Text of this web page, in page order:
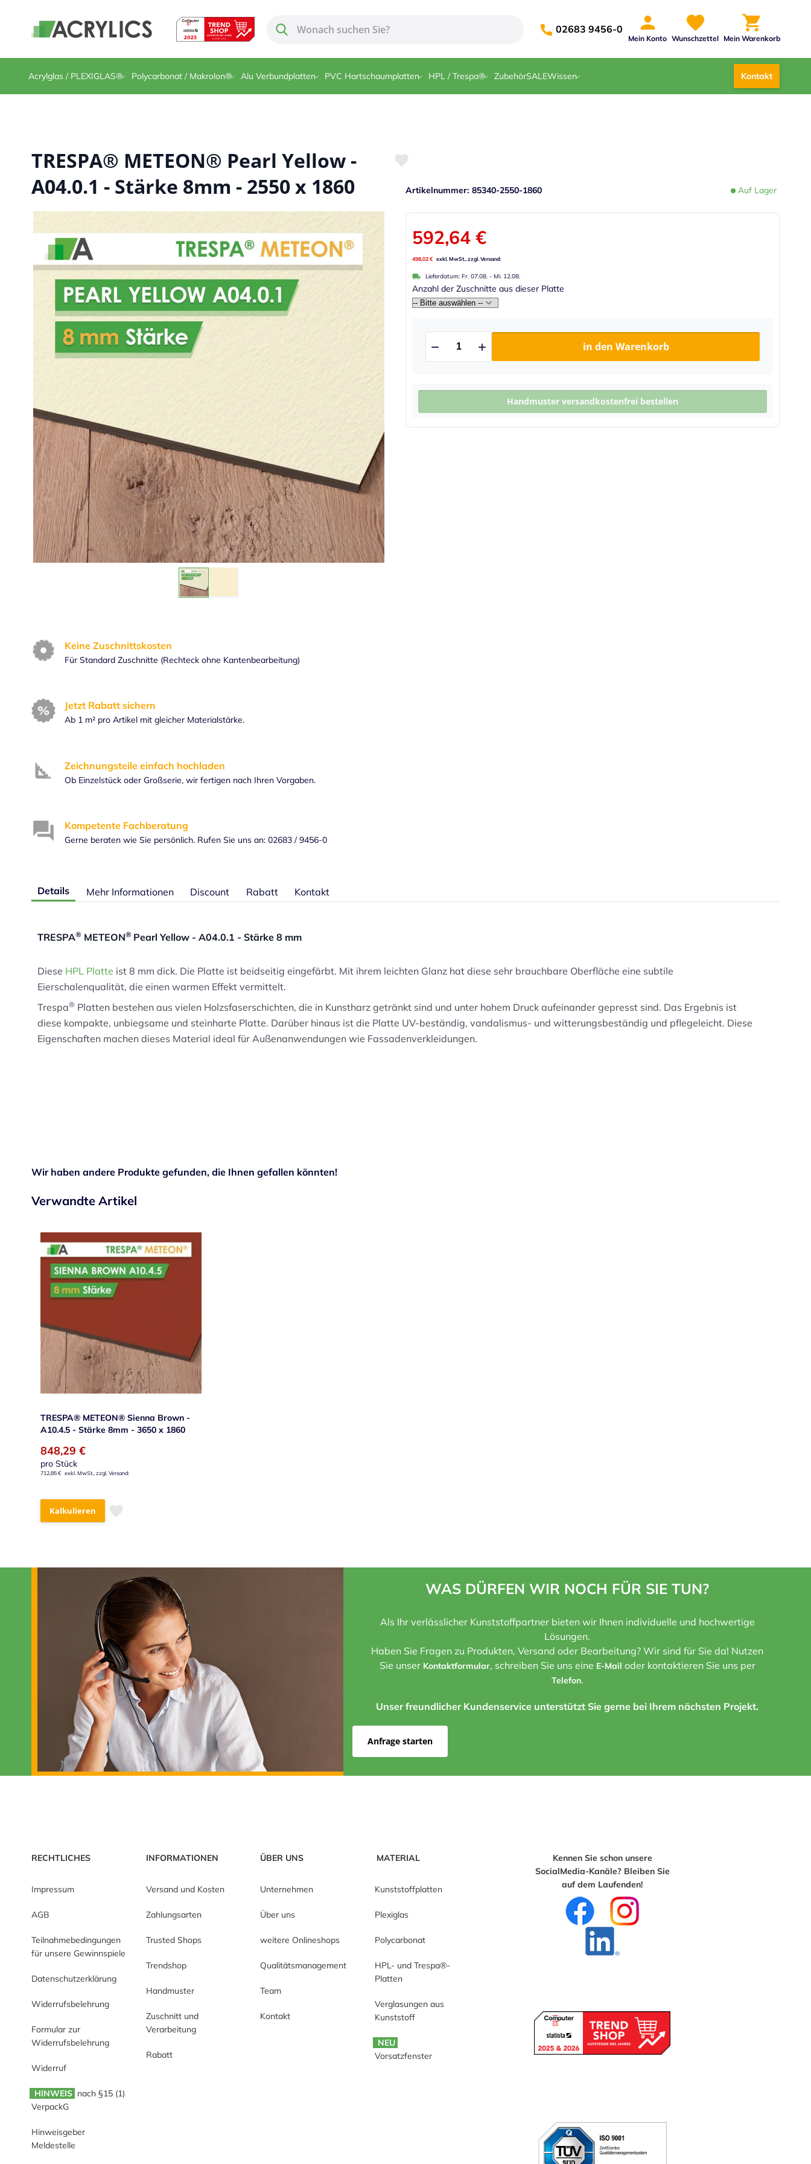
02683 9456-0
Mein Konto Wunschzettel Mein Warenkorb
Acrylglas / PLEXIGLAS® Polycarbonat / Makrolon® Alu Verbundplatten PVC Hartschaumplatten HPL / Trespa® ZubehörSALEWissen Kontakt
TRESPA® METEON® Pearl Yellow -
A04.0.1 - Stärke 8mm - 2550 x 1860
Auf Lager
Artikelnummer 85340-2550-1860
Anzahl der Zuschnitte aus dieser Platte
in den Warenkorb
Handmuster versandkostenfrei bestellen
592,64 €
498,02 €
Lieferdatum: Fr. 07.08. - Mi. 12.08.
Keine Zuschnittskosten
Für Standard Zuschnitte (Rechteck ohne Kantenbearbeitung)
Jetzt Rabatt sichern
Ab 1 m² pro Artikel mit gleicher Materialstärke.
Zeichnungsteile einfach hochladen
Ob Einzelstück oder Großserie, wir fertigen nach Ihren Vorgaben.
Kompetente Fachberatung
Gerne beraten wie Sie persönlich. Rufen Sie uns an: 02683 / 9456-0
Details
TRESPA® METEON® Pearl Yellow - A04.0.1 - Stärke 8 mm
Diese HPL Platte ist 8 mm dick. Die Platte ist beidseitig eingefärbt. Mit ihrem leichten Glanz hat diese sehr brauchbare Oberfläche eine subtile
Eierschalenqualität, die einen warmen Effekt vermittelt.
Trespa® Platten bestehen aus vielen Holzsfaserschichten, die in Kunstharz getränkt sind und unter hohem Druck aufeinander gepresst sind. Das Ergebnis ist
diese kompakte, unbiegsame und steinharte Platte. Darüber hinaus ist die Platte UV-beständig, vandalismus- und witterungsbeständig und pflegeleicht. Diese
Eigenschaften machen dieses Material ideal für Außenanwendungen wie Fassadenverkleidungen.
Mehr Informationen Discount Rabatt Kontakt
Wir haben andere Produkte gefunden, die Ihnen gefallen könnten!
Verwandte Artikel
TRESPA® METEON® Sienna Brown -
A10.4.5 - Stärke 8mm - 3650 x 1860
848,29 €
pro Stück
712,85 €
Kalkulieren
WAS DÜRFEN WIR NOCH FÜR SIE TUN?
Als Ihr verlässlicher Kunststoffpartner bieten wir Ihnen individuelle und hochwertige
Lösungen.
Haben Sie Fragen zu Produkten, Versand oder Bearbeitung? Wir sind für Sie da! Nutzen
Sie unser Kontaktformular, schreiben Sie uns eine E-Mail oder kontaktieren Sie uns per
Telefon.
Unser freundlicher Kundenservice unterstützt Sie gerne bei Ihrem nächsten Projekt.
Anfrage starten
RECHTLICHES
Impressum
AGB
Teilnahmebedingungen
für unsere Gewinnspiele
Datenschutzerklärung
Widerrufsbelehrung
Formular zur
Widerrufsbelehrung
Widerruf
HINWEIS nach §15 (1)
VerpackG
Hinweisgeber
Meldestelle
INFORMATIONEN
Versand und Kosten
Zahlungsarten
Trusted Shops
Trendshop
Handmuster
Zuschnitt und
Verarbeitung
Rabatt
ÜBER UNS
Unternehmen
Über uns
weitere Onlineshops
Qualitätsmanagement
Team
Kontakt
MATERIAL
Kunststoffplatten
Plexiglas
Polycarbonat
HPL- und Trespa®-
Platten
Verglasungen aus
Kunststoff
NEU
Vorsatzfenster
Kennen Sie schon unsere
SocialMedia-Kanäle? Bleiben Sie
auf dem Laufenden!